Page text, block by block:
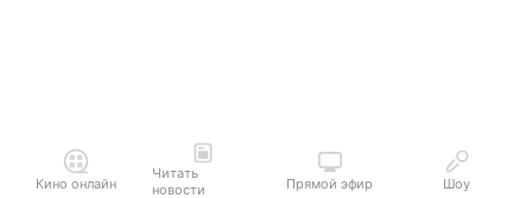
Кино онлайн
Читать
новости
Прямой эфир Шоу